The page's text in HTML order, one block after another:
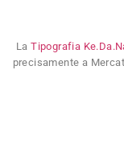
LaTipografia
precisamente a